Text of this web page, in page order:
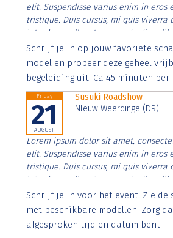
elit. Suspendisse varius enim in eros
tristique. Duis cursus, mi quis viverra
interdum nulla, ut commodo diam
Aenean faucibus nibh et justo cursus
imperdiet. Nunc ut sem vitae risus
Schrijf je in op jouw favoriete
model en probeer deze geheel
begeleiding uit. Ca 45 minuten per
Friday
21
AUGUST
Susuki Roadshow
NIeuw Weerdinge (DR)
Lorem ipsum dolor sit amet,
elit. Suspendisse varius enim in eros
tristique. Duis cursus, mi quis viverra
interdum nulla, ut commodo diam
Aenean faucibus nibh et justo cursus
imperdiet. Nunc ut sem vitae risus
Schrijf je in voor het event. Zie
met beschikbare modellen. Zorg
afgesproken tijd en datum bent!